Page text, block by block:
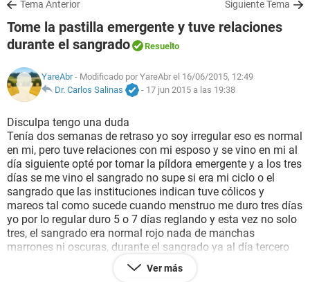
FAMILIA
NUTRICIÓN
SEXUALIDAD
GLOSARIO
Tema Anterior Siguiente Tema
Tome la pastilla emergente y tuve relaciones
durante el sangrado
Resuelto
YareAbr- Modificado por YareAbr el 16/06/2015, 12:49
Dr. Carlos Salinas
- 17 jun 2015 a las 19:38
Disculpa tengo una duda
Tenía dos semanas de retraso yo soy irregular eso es normal
en mi, pero tuve relaciones con mi esposo y se vino en mi al
día siguiente opté por tomar la píldora emergente y a los tres
días se me vino el sangrado no supe si era mi ciclo o el
sangrado que las instituciones indican tuve cólicos y
mareos tal como sucede cuando menstruo me duro tres días
yo por lo regular duro 5 o 7 días reglando y esta vez no solo
tres, el sangrado era normal rojo nada de manchas
marrones ni oscuras, durante el sangrado ya al día tercero
tuve relaciones y se vino en mi el condón se rompió mi duda
es puedo quedar embarazada? Todavia al día siguiente
Ver más